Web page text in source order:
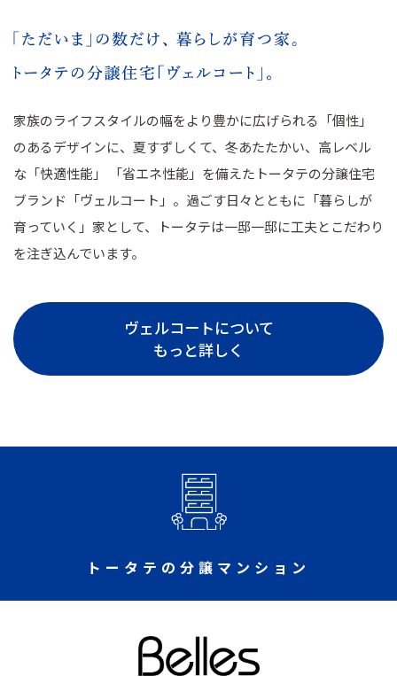
家族のライフスタイルの幅をより豊かに広げられる「個性」
のあるデザインに、夏すずしくて、冬あたたかい、高レベル
な「快適性能」 「省エネ性能」を備えたトータテの分譲住宅
ブランド「ヴェルコート」。過ごす日々とともに「暮らしが
育っていく」家として、トータテは一邸一邸に工夫とこだわり
を注ぎ込んでいます。
ヴェルコートについて
もっと詳しく
トータテの分譲マンション